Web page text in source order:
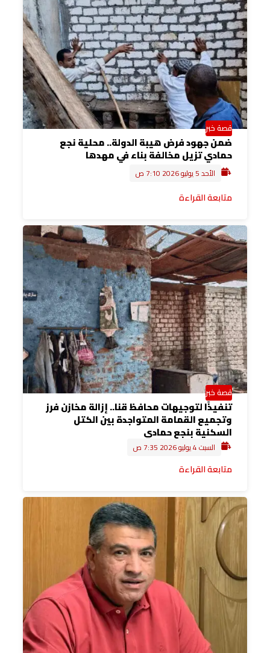
قصة خبر
ضمن جهود فرض هيبة الدولة.. محلية نجع
حمادي تزيل مخالفة بناء في مهدها
الأحد 5 يوليو 2026 7:10 ص
متابعة القراءة
قصة خبر
تنفيذًا لتوجيهات محافظ قنا.. إزالة مخازن فرز
وتجميع القمامة المتواجدة بين الكتل
السكنية بنجع حمادي
السبت 4 يوليو 2026 7:35 ص
متابعة القراءة